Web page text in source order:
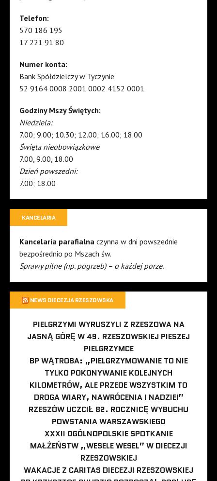
Telefon:
570 186 195
17 221 91 80
Numer konta:
Bank Spółdzielczy w Tyczynie
52 9164 0008 2001 0002 4152 0001
Godziny Mszy Świętych:
Niedziela:
7.00; 9.00; 10.30; 12.00; 16.00; 18.00
Święta nieobowiązkowe
7.00, 9.00, 18.00
Dzień powszedni:
7.00; 18.00
KANCELARIA
Kancelaria parafialna czynna w dni powszednie
bezpośrednio po Mszach św.
Sprawy pilne (np. pogrzeb) – o każdej porze.
NEWS DIECEZJA RZESZOWSKA
PIELGRZYMI WYRUSZYLI Z RZESZOWA NA
JASNĄ GÓRĘ W 49. RZESZOWSKIEJ PIESZEJ
PIELGRZYMCE
BP WĄTROBA: „PIELGRZYMOWANIE TO NIE
TYLKO POKONYWANIE KOLEJNYCH
KILOMETRÓW, ALE PRZEDE WSZYSTKIM TO
DROGA WIARY, NAWRÓCENIA I NADZIEI”
RZESZÓW UCZCIŁ 82. ROCZNICĘ WYBUCHU
POWSTANIA WARSZAWSKIEGO
XXXII OGÓLNOPOLSKIE SPOTKANIE
MAŁŻEŃSTW „WESELE WESEL” W DIECEZJI
RZESZOWSKIEJ
WAKACJE Z CARITAS DIECEZJI RZESZOWSKIEJ